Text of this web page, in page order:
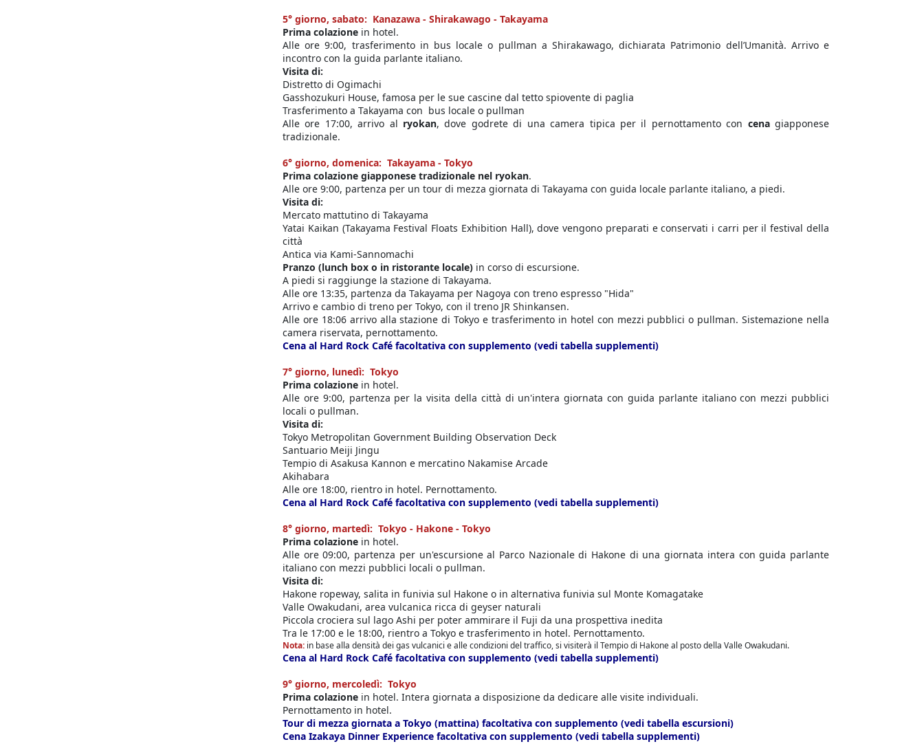
5° giorno, sabato: Kanazawa - Shirakawago - Takayama
Prima colazione in hotel.
Alle ore 9:00, trasferimento in bus locale o pullman a Shirakawago, dichiarata Patrimonio dell’Umanità. Arrivo e
incontro con la guida parlante italiano.
Visita di:
Distretto di Ogimachi
Gasshozukuri House, famosa per le sue cascine dal tetto spiovente di paglia
Trasferimento a Takayama con bus locale o pullman
Alle ore 17:00, arrivo al ryokan, dove godrete di una camera tipica per il pernottamento con cenagiapponese
tradizionale.
6° giorno, domenica: Takayama - Tokyo
Prima colazione giapponese tradizionale nel ryokan.
Alle ore 9:00, partenza per un tour di mezza giornata di Takayama con guida locale parlante italiano, a piedi.
Visita di:
Mercato mattutino di Takayama
Yatai Kaikan (Takayama Festival Floats Exhibition Hall), dove vengono preparati e conservati i carri per il festival della
città
Antica via Kami-Sannomachi
Pranzo (lunch box o in ristorante locale) in corso di escursione.
A piedi si raggiunge la stazione di Takayama.
Alle ore 13:35, partenza da Takayama per Nagoya con treno espresso "Hida"
Arrivo e cambio di treno per Tokyo, con il treno JR Shinkansen.
Alle ore 18:06 arrivo alla stazione di Tokyo e trasferimento in hotel con mezzi pubblici o pullman. Sistemazione nella
camera riservata, pernottamento.
Cena al Hard Rock Café facoltativa con supplemento (vedi tabella supplementi)
7° giorno, lunedì: Tokyo
Prima colazione in hotel.
Alle ore 9:00, partenza per la visita della città di un'intera giornata con guida parlante italiano con mezzi pubblici
locali o pullman.
Visita di:
Tokyo Metropolitan Government Building Observation Deck
Santuario Meiji Jingu
Tempio di Asakusa Kannon e mercatino Nakamise Arcade
Akihabara
Alle ore 18:00, rientro in hotel. Pernottamento.
Cena al Hard Rock Café facoltativa con supplemento (vedi tabella supplementi)
8° giorno, martedì: Tokyo - Hakone - Tokyo
Prima colazione in hotel.
Alle ore 09:00, partenza per un'escursione al Parco Nazionale di Hakone di una giornata intera con guida parlante
italiano con mezzi pubblici locali o pullman.
Visita di:
Hakone ropeway, salita in funivia sul Hakone o in alternativa funivia sul Monte Komagatake
Valle Owakudani, area vulcanica ricca di geyser naturali
Piccola crociera sul lago Ashi per poter ammirare il Fuji da una prospettiva inedita
Tra le 17:00 e le 18:00, rientro a Tokyo e trasferimento in hotel. Pernottamento.
Nota: in base alla densità dei gas vulcanici e alle condizioni del traffico, si visiterà il Tempio di Hakone al posto della Valle Owakudani.
Cena al Hard Rock Café facoltativa con supplemento (vedi tabella supplementi)
9° giorno, mercoledì: Tokyo
Prima colazione in hotel. Intera giornata a disposizione da dedicare alle visite individuali.
Pernottamento in hotel.
Tour di mezza giornata a Tokyo (mattina) facoltativa con supplemento (vedi tabella escursioni)
Cena Izakaya Dinner Experience facoltativa con supplemento (vedi tabella supplementi)